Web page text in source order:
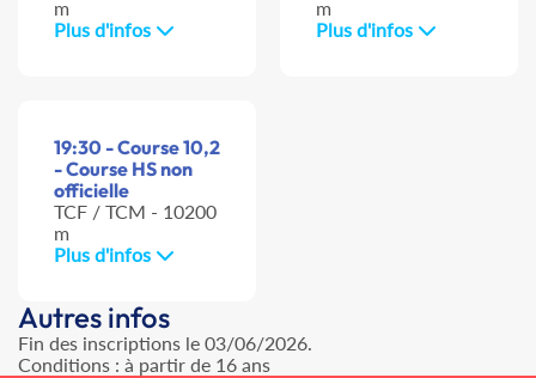
m
Plus d'infos
m
Plus d'infos
19:30 - Course 10,2
- Course HS non
officielle
TCF / TCM - 10200
m
Plus d'infos
Autres infos
Fin des inscriptions le 03/06/2026.
Conditions : à partir de 16 ans